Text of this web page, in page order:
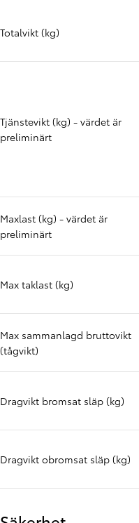
Totalvikt (kg)
Tjänstevikt (kg) - värdet är
preliminärt
Maxlast (kg) - värdet är
preliminärt
Max taklast (kg)
Max sammanlagd bruttovikt
(tågvikt)
Dragvikt bromsat släp (kg)
Dragvikt obromsat släp (kg)